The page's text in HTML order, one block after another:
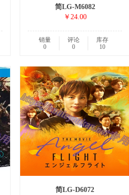
简LG-M6082
￥24.00
销量
0
评论
0
库存
10
简LG-D6072